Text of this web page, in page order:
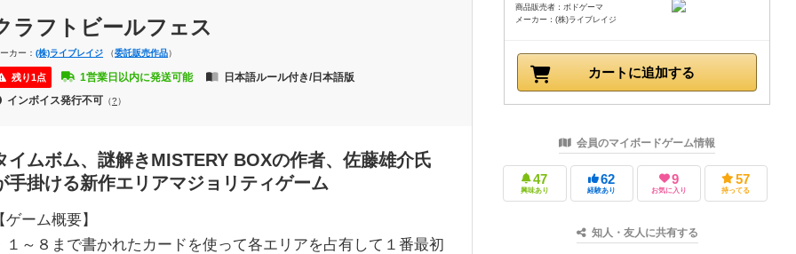
ラフトビールフェス
カー：(株)ライブレイジ （委託販売作品）
残り1点 1営業日以内に発送可能
日本語ルール付き/日本語版
インボイス発行不可 （?）
イムボム、謎解きMISTERY BOXの作者、佐藤雄介氏
手掛ける新作エリアマジョリティゲーム
ゲーム概要】
１～８まで書かれたカードを使って各エリアを占有して１番最初
商品販売者：ボドゲーマ
メーカー：(株)ライブレイジ
カートに追加する
会員のマイボードゲーム情報
47
興味あり
62
経験あり
9
お気に入り
57
持ってる
知人・友人に共有する